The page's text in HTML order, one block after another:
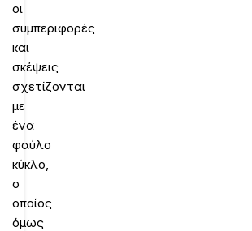
οι
συμπεριφορές
και
σκέψεις
σχετίζονται
με
ένα
φαύλο
κύκλο,
ο
οποίος
όμως